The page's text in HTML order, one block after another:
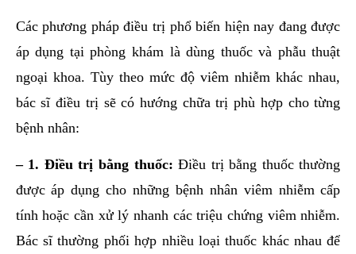
Các phương pháp điều trị phổ biến hiện nay đang được
áp dụng tại phòng khám là dùng thuốc và phẫu thuật
ngoại khoa. Tùy theo mức độ viêm nhiễm khác nhau,
bác sĩ điều trị sẽ có hướng chữa trị phù hợp cho từng
bệnh nhân:
– 1. Điều trị bằng thuốc:Điều trị bằng thuốc thường
được áp dụng cho những bệnh nhân viêm nhiễm cấp
tính hoặc cần xử lý nhanh các triệu chứng viêm nhiễm.
Bác sĩ thường phối hợp nhiều loại thuốc khác nhau để